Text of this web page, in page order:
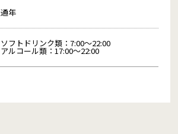
通年
ソフトドリンク類：7:00～22:00
アルコール類：17:00～22:00